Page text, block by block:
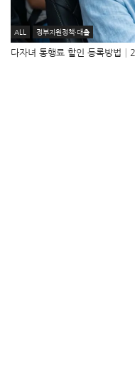
ALL 정부지원정책·대출
다자녀 통행료 할인 등록방법